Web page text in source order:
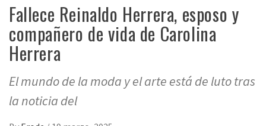
Fallece Reinaldo Herrera, esposo y
compañero de vida de Carolina
Herrera
El mundo de la moda y el arte está de luto tras
la noticia del